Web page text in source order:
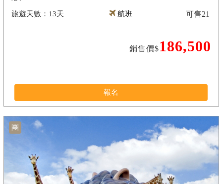
13天 航班
銷售價$186,500
可售21
報名
團